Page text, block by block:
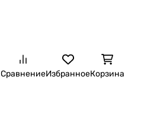
СравнениеИзбранноеКорзина